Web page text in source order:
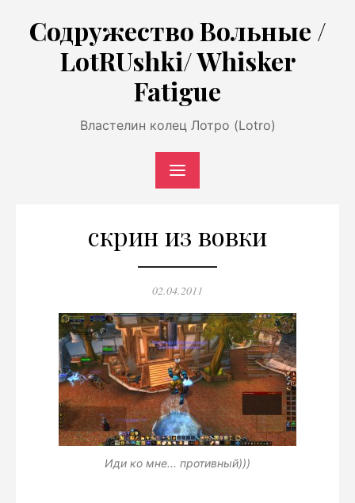
содержимому
Содружество Вольные /
LotRUshki/ Whisker
Fatigue
Властелин колец Лотро (Lotro)
скрин из вовки
Опубликовано
02.04.2011
Иди ко мне... противный)))